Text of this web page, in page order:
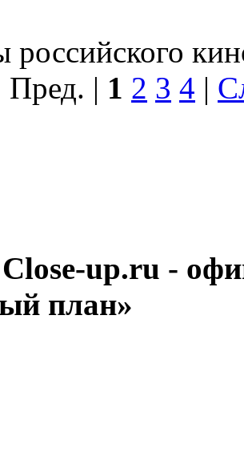
российского
Пред. | 1 2 3 4 |
up.ru -
план»